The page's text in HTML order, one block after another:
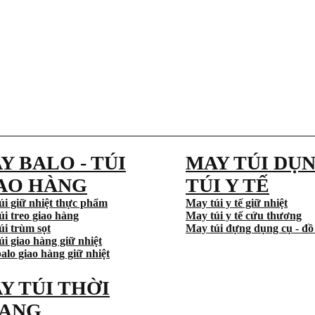
BALO - TÚI
HÀNG
giữ nhiệt thực phẩm
treo giao hàng
trùm sọt
giao hàng giữ nhiệt
giao hàng giữ nhiệt
MAY TÚI
TÚI Y TẾ
May túi y tế giữ nhiệt
May túi y tế cứu thương
May túi đựng dụng cụ - đồ
TÚI THỜI